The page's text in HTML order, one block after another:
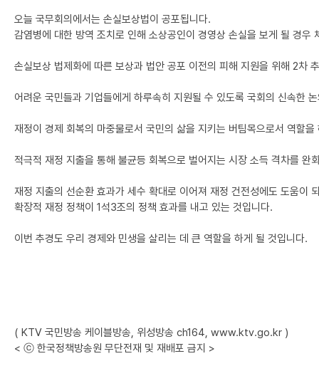
오늘 국무회의에서는 손실보상법이 공포됩니다.
감염병에 대한 방역 조치로 인해 소상공인이 경영상 손실을 보게 될 경
손실보상 법제화에 따른 보상과 법안 공포 이전의 피해 지원을 위해 2차
어려운 국민들과 기업들에게 하루속히 지원될 수 있도록 국회의 신속한
재정이 경제 회복의 마중물로서 국민의 삶을 지키는 버팀목으로서 역할을
적극적 재정 지출을 통해 불균등 회복으로 벌어지는 시장 소득 격차를
재정 지출의 선순환 효과가 세수 확대로 이어져 재정 건전성에도 도움이
확장적 재정 정책이 1석3조의 정책 효과를 내고 있는 것입니다.
이번 추경도 우리 경제와 민생을 살리는 데 큰 역할을 하게 될 것입니다.
( KTV 국민방송 케이블방송, 위성방송 ch164, www.ktv.go.kr )
< ⓒ 한국정책방송원 무단전재 및 재배포 금지 >